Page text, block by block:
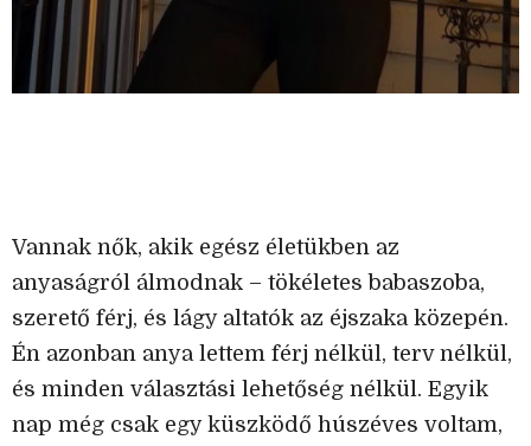
Vannak nők, akik egész életükben az
anyaságról álmodnak – tökéletes babaszoba,
szerető férj, és lágy altatók az éjszaka közepén.
Én azonban anya lettem férj nélkül, terv nélkül,
és minden választási lehetőség nélkül. Egyik
nap még csak egy küszködő húszéves voltam,